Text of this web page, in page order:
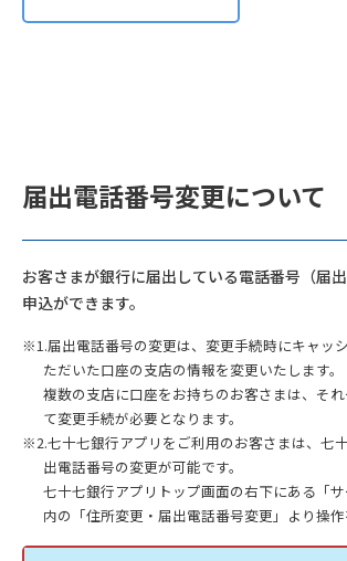
届出電話番号変更について
お客さまが銀行に届出している電話番号（届
申込ができます。
※1.届出電話番号の変更は、変更手続時にキャッ
ただいた口座の支店の情報を変更いたします。
複数の支店に口座をお持ちのお客さまは、そ
て変更手続が必要となります。
※2.七十七銀行アプリをご利用のお客さまは、七
出電話番号の変更が可能です。
七十七銀行アプリトップ画面の右下にある「
内の「住所変更・届出電話番号変更」より操作